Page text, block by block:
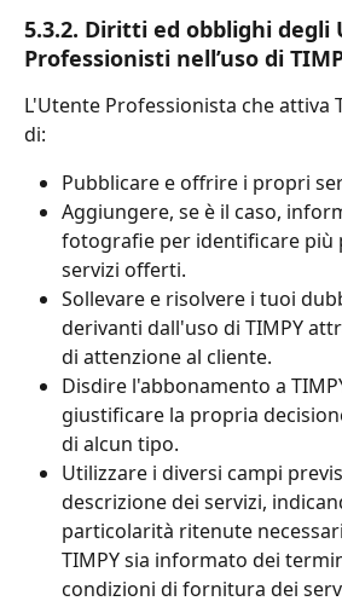
5.3.2. Diritti ed obblighi degli
Professionisti nell’uso di
L'Utente Professionista che attiva
di:
Pubblicare e offrire i propri
Aggiungere, se è il caso,
fotografie per identificare più
servizi offerti.
Sollevare e risolvere i tuoi
derivanti dall'uso di TIMPY
di attenzione al cliente.
Disdire l'abbonamento a
giustificare la propria
di alcun tipo.
Utilizzare i diversi campi
descrizione dei servizi,
particolarità ritenute
TIMPY sia informato dei
condizioni di fornitura dei